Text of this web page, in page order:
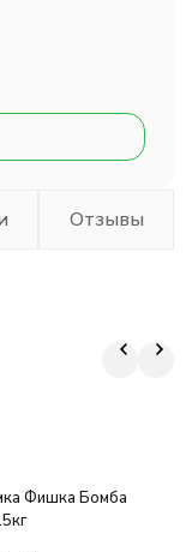
Отзывы
Фишка Бомба